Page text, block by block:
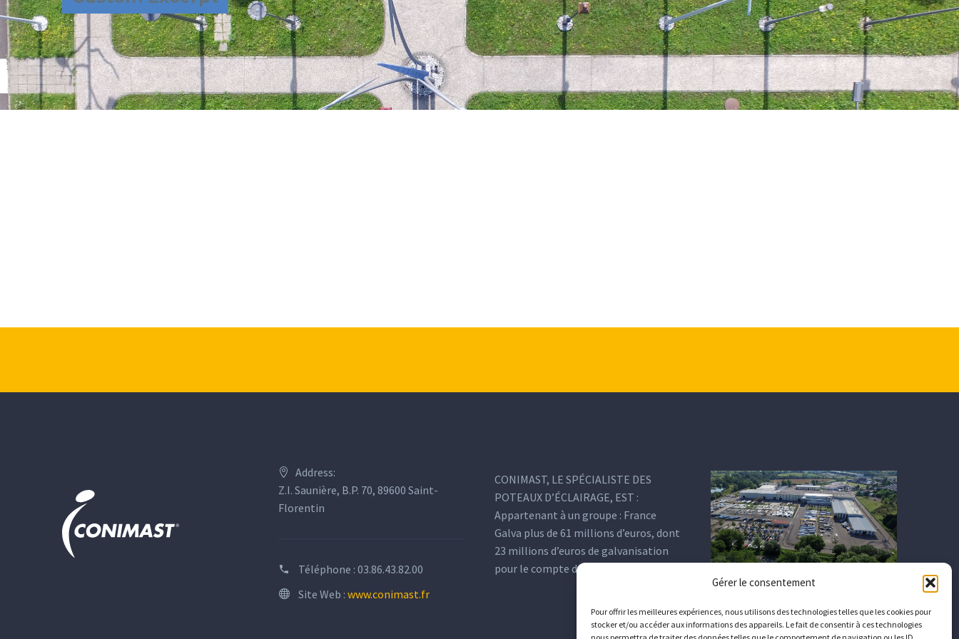
Gérer le consentement
Pour offrir les meilleures expériences, nous utilisons des technologies telles que les cookies pour
stocker et/ou accéder aux informations des appareils. Le fait de consentir à ces technologies
Address:
Z.I. Saunière, B.P. 70, 89600 Saint-
Florentin
Téléphone : 03.86.43.82.00
Site Web : www.conimast.fr
CONIMAST, LE SPÉCIALISTE DES
POTEAUX D’ÉCLAIRAGE, EST :
Appartenant à un groupe : France
Galva plus de 61 millions d’euros, dont
23 millions d’euros de galvanisation
pour le compte de tiers.